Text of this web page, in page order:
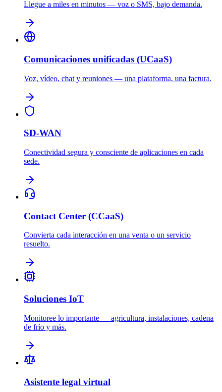
Llegue a miles en minutos — voz o SMS, bajo demanda.
Comunicaciones unificadas (UCaaS)
Voz, vídeo, chat y reuniones — una plataforma, una factura.
SD-WAN
Conectividad segura y consciente de aplicaciones en cada
sede.
Contact Center (CCaaS)
Convierta cada interacción en una venta o un servicio
resuelto.
Soluciones IoT
Monitoree lo importante — agricultura, instalaciones, cadena
de frío y más.
Asistente legal virtual